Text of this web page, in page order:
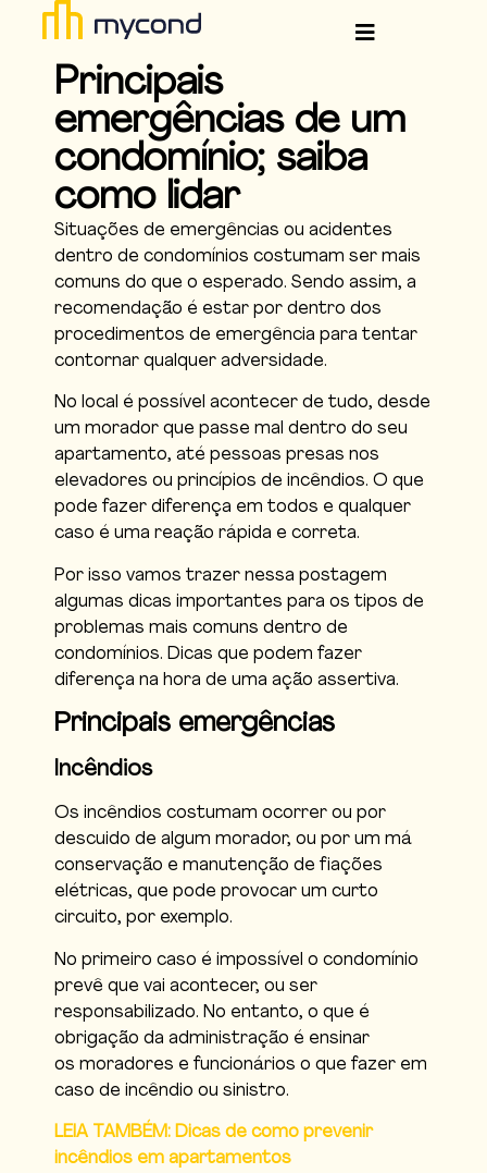
Principais
emergências de um
condomínio; saiba
como lidar
Situações de emergências ou acidentes
dentro de condomínios costumam ser mais
comuns do que o esperado. Sendo assim, a
recomendação é estar por dentro dos
procedimentos de emergência para tentar
contornar qualquer adversidade.
No local é possível acontecer de tudo, desde
um morador que passe mal dentro do seu
apartamento, até pessoas presas nos
elevadores ou princípios de incêndios. O que
pode fazer diferença em todos e qualquer
caso é uma reação rápida e correta.
Por isso vamos trazer nessa postagem
algumas dicas importantes para os tipos de
problemas mais comuns dentro de
condomínios. Dicas que podem fazer
diferença na hora de uma ação assertiva.
Principais emergências
Incêndios
Os incêndios costumam ocorrer ou por
descuido de algum morador, ou por um má
conservação e manutenção de fiações
elétricas, que pode provocar um curto
circuito, por exemplo.
No primeiro caso é impossível o condomínio
prevê que vai acontecer, ou ser
responsabilizado. No entanto, o que é
obrigação da administração é ensinar
os moradores e funcionários o que fazer em
caso de incêndio ou sinistro.
LEIA TAMBÉM: Dicas de como prevenir
incêndios em apartamentos